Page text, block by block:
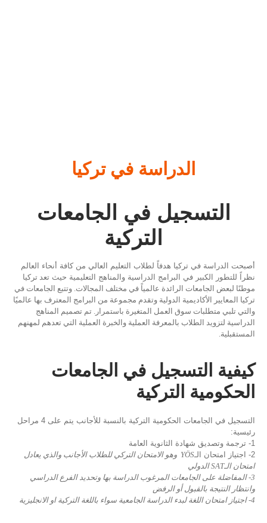
الدراسة في تركيا
التسجيل في الجامعات
التركية
أصبحت الدراسة في تركيا هدفاً لطلاب التعليم العالي من كافة أنحاء العالم
نظراً للتطور الكبير في البرامج الدراسية والمناهج التعليمية حيث تعد تركيا
موطنًا لبعض الجامعات الرائدة عالمياً في مختلف المجالات. وتتبع الجامعات في
تركيا المعايير الأكاديمية الدولية وتقدم مجموعة من البرامج المعترف بها عالميًا
والتي تلبي متطلبات سوق العمل المتغيرة باستمرار. تم تصميم المناهج
الدراسية لتزويد الطلاب بالمعرفة العملية والخبرة العملية التي تعدهم لمهنهم
المستقبلية.
كيفية التسجيل في الجامعات
الحكومية التركية
التسجيل في الجامعات الحكومية التركية بالنسبة للأجانب يتم على 4 مراحل
رئيسية:
1- ترجمة وتصديق شهادة الثانوية العامة
2- اجتياز امتحان الـ
YÖS وهو الامتحان التركي للطلاب الأجانب والذي يعادل
امتحان الـSAT الدولي
3- المفاضلة على الجامعات المرغوب الدراسة بها وتحديد الفرع الدراسي
وانتظار النتيجة بالقبول أو الرفض
4- اجتياز امتحان اللغة لبدء الدراسة الجامعية سواء باللغة التركية او الانجليزية